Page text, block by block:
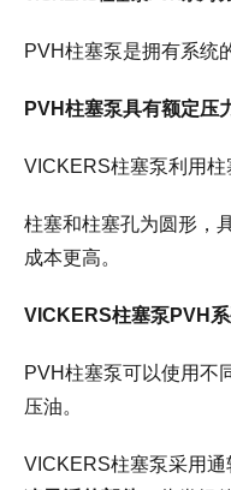
PVH柱塞泵是拥有系统
PVH柱塞泵具有额定压
VICKERS柱塞泵利用柱
柱塞和柱塞孔为圆形，
成本更高。
VICKERS柱塞泵PVH系
PVH柱塞泵可以使用不
压油。
VICKERS柱塞泵采用